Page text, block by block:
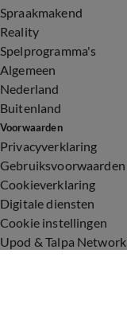
Spraakmakend
Reality
Spelprogramma's
Algemeen
Nederland
Buitenland
Voorwaarden
Privacyverklaring
Gebruiksvoorwaarden
Cookieverklaring
Digitale diensten
Cookie instellingen
Upod & Talpa Network